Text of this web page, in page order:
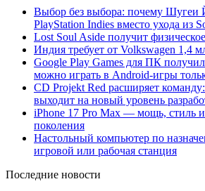
Выбор без выбора: почему Шугеи
PlayStation Indies вместо ухода из
Lost Soul Aside получит
Индия требует от Volkswagen 1,4
Google Play Games для ПК
можно играть в Android-игры
CD Projekt Red расширяет
выходит на новый уровень
iPhone 17 Pro Max — мощь, стиль и
поколения
Настольный компьютер по
игровой или рабочая станция
Последние новости